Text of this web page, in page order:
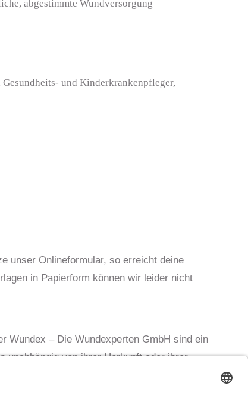
abgestimmte Wundversorgung
und Kinderkrankenpfleger,
unser Onlineformular, so erreicht deine
in Papierform können wir leider nicht
Wundex – Die Wundexperten GmbH sind ein
unabhängig von ihrer Herkunft oder ihrer